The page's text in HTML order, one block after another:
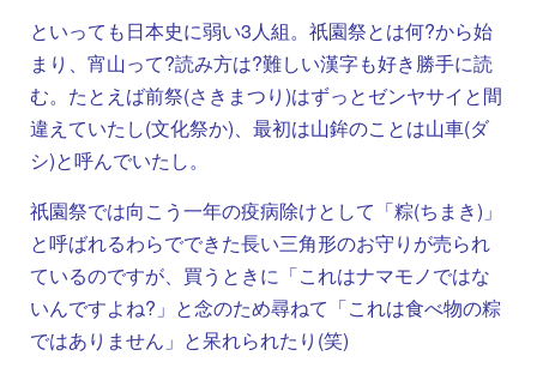
といっても日本史に弱い3人組。祇園祭とは何?から始
まり、宵山って?読み方は?難しい漢字も好き勝手に読
む。たとえば前祭(さきまつり)はずっとゼンヤサイと間
違えていたし(文化祭か)、最初は山鉾のことは山車(ダ
シ)と呼んでいたし。
祇園祭では向こう一年の疫病除けとして「粽(ちまき)」
と呼ばれるわらでできた長い三角形のお守りが売られ
ているのですが、買うときに「これはナマモノではな
いんですよね?」と念のため尋ねて「これは食べ物の粽
ではありません」と呆れられたり(笑)